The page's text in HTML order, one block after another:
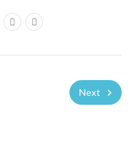
Next